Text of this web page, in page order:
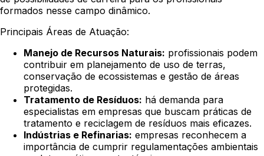
formados nesse campo dinâmico.
Principais Áreas de Atuação:
Manejo de Recursos Naturais: profissionais podem
contribuir em planejamento de uso de terras,
conservação de ecossistemas e gestão de áreas
protegidas.
Tratamento de Resíduos: há demanda para
especialistas em empresas que buscam práticas de
tratamento e reciclagem de resíduos mais eficazes.
Indústrias e Refinarias: empresas reconhecem a
importância de cumprir regulamentações ambientais